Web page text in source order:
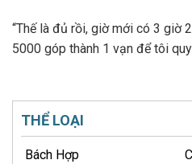
“Thế là đủ rồi, giờ mới có 3 giờ
5000 góp thành 1 vạn để tôi
THỂ LOẠI
Bách Hợp